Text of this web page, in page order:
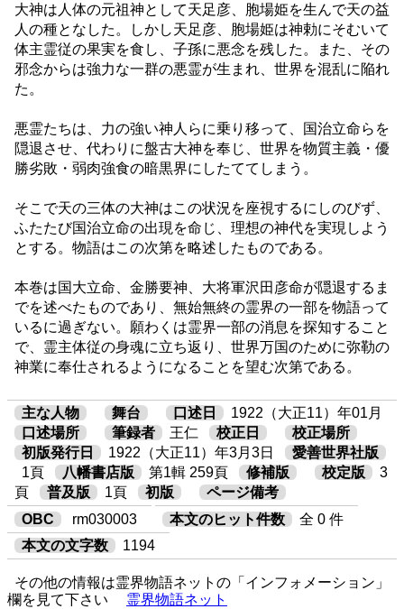
大神は人体の元祖神として天足彦、胞場姫を生んで天の益
人の種となした。しかし天足彦、胞場姫は神勅にそむいて
体主霊従の果実を食し、子孫に悪念を残した。また、その
邪念からは強力な一群の悪霊が生まれ、世界を混乱に陥れ
た。
悪霊たちは、力の強い神人らに乗り移って、国治立命らを
隠退させ、代わりに盤古大神を奉じ、世界を物質主義・優
勝劣敗・弱肉強食の暗黒界にしたててしまう。
そこで天の三体の大神はこの状況を座視するにしのびず、
ふたたび国治立命の出現を命じ、理想の神代を実現しよう
とする。物語はこの次第を略述したものである。
本巻は国大立命、金勝要神、大将軍沢田彦命が隠退するま
でを述べたものであり、無始無終の霊界の一部を物語って
いるに過ぎない。願わくは霊界一部の消息を探知すること
で、霊主体従の身魂に立ち返り、世界万国のために弥勒の
神業に奉仕されるようになることを望む次第である。
主な人物 舞台 口述日
1922（大正11）年01月
口述場所
筆録者 王仁 校正日
校正場所
初版発行日
1922（大正11）年3月3日
愛善世界社版
1頁
八幡書店版 第1輯 259頁 修補版 校定版
3
頁
普及版 1頁 初版
ページ備考
OBC
rm030003 本文のヒット件数
全 0 件
本文の文字数
1194
その他の情報は霊界物語ネットの「インフォメーション」
欄を見て下さい
霊界物語ネット